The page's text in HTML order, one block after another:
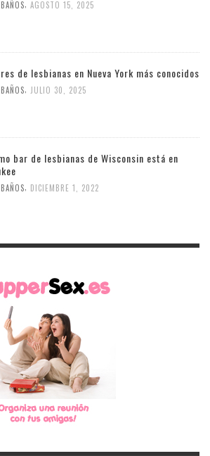
AGOSTO 15, 2025
de lesbianas en Nueva York más conocidos
JULIO 30, 2025
bar de lesbianas de Wisconsin está en
DICIEMBRE 1, 2022